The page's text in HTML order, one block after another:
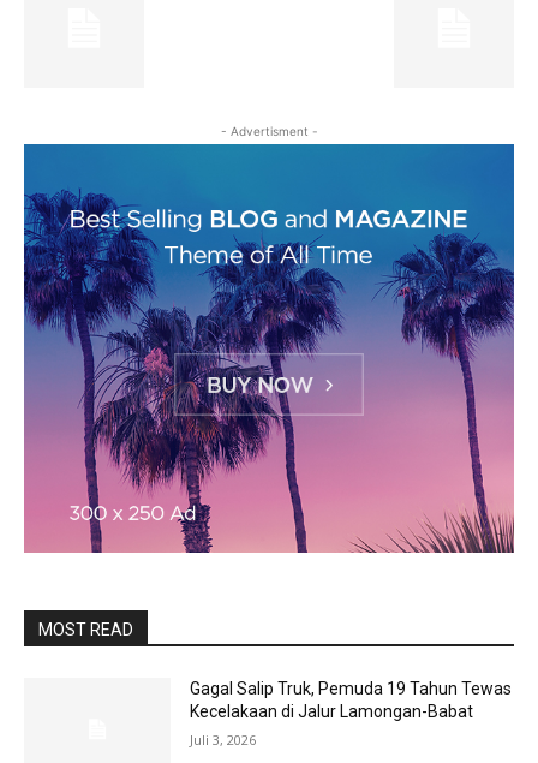
- Advertisment -
MOST READ
Gagal Salip Truk, Pemuda 19 Tahun Tewas
Kecelakaan di Jalur Lamongan-Babat
Juli 3, 2026